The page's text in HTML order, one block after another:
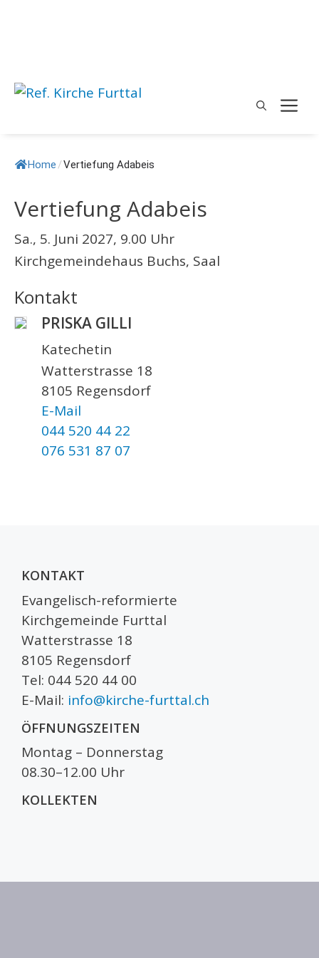
Home/Vertiefung Adabeis
Vertiefung Adabeis
Sa., 5. Juni 2027, 9.00 Uhr
Kirchgemeindehaus Buchs, Saal
Kontakt
PRISKA GILLI
Katechetin
Watterstrasse 18
8105 Regensdorf
E-Mail
044 520 44 22
076 531 87 07
KONTAKT
Evangelisch-reformierte
Kirchgemeinde Furttal
Watterstrasse 18
8105 Regensdorf
Tel: 044 520 44 00
E-Mail: info@kirche-furttal.ch
ÖFFNUNGSZEITEN
Montag – Donnerstag
08.30–12.00 Uhr
KOLLEKTEN